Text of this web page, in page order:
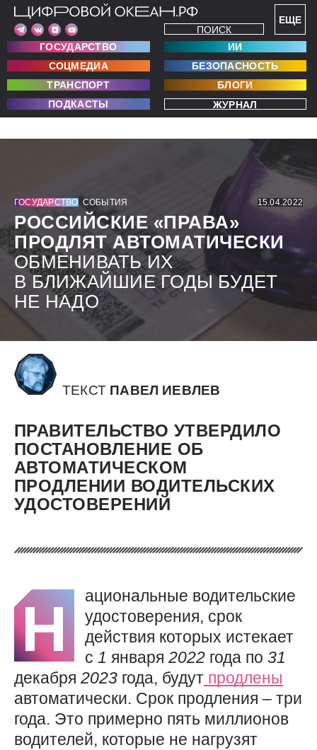
ЕЩЕ
ПОИСК
ГОСУДАРСТВО
ИИ
СОЦМЕДИА
БЕЗОПАСНОСТЬ
ТРАНСПОРТ
БЛОГИ
ПОДКАСТЫ
ЖУРНАЛ
ГОСУДАРСТВО СОБЫТИЯ 15.04.2022
РОССИЙСКИЕ «ПРАВА»
ПРОДЛЯТ АВТОМАТИЧЕСКИ
ОБМЕНИВАТЬ ИХ
В БЛИЖАЙШИЕ ГОДЫ БУДЕТ
НЕ НАДО
ТЕКСТ ПАВЕЛ ИЕВЛЕВ
ПРАВИТЕЛЬСТВО УТВЕРДИЛО
ПОСТАНОВЛЕНИЕ ОБ
АВТОМАТИЧЕСКОМ
ПРОДЛЕНИИ ВОДИТЕЛЬСКИХ
УДОСТОВЕРЕНИЙ
Н
ациональные водительские
удостоверения, срок
действия которых истекает
с 1 января 2022 года по 31
декабря 2023 года, будут продлены
автоматически. Срок продления – три
года. Это примерно пять миллионов
водителей, которые не нагрузят